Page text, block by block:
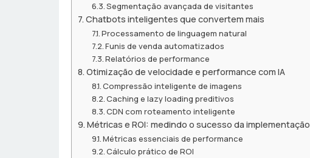
Segmentação avançada de visitantes
Chatbots inteligentes que convertem mais
Processamento de linguagem natural
Funis de venda automatizados
Relatórios de performance
Otimização de velocidade e performance com IA
Compressão inteligente de imagens
Caching e lazy loading preditivos
CDN com roteamento inteligente
Métricas e ROI: medindo o sucesso da implementação
Métricas essenciais de performance
Cálculo prático de ROI